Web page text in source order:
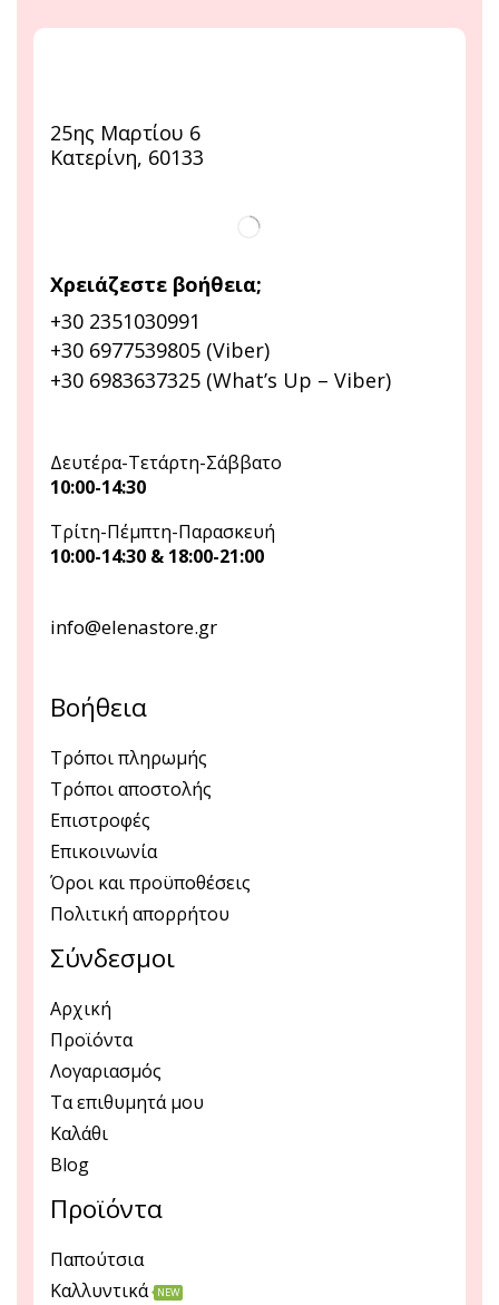
25ης Μαρτίου 6
Κατερίνη, 60133
Χρειάζεστε βοήθεια;
+30 2351030991
+30 6977539805 (Viber)
+30 6983637325 (What’s Up – Viber)
Δευτέρα-Τετάρτη-Σάββατο
10:00-14:30
Τρίτη-Πέμπτη-Παρασκευή
10:00-14:30 & 18:00-21:00
info@elenastore.gr
Βοήθεια
Τρόποι πληρωμής
Τρόποι αποστολής
Επιστροφές
Επικοινωνία
Όροι και προϋποθέσεις
Πολιτική απορρήτου
Σύνδεσμοι
Αρχική
Προϊόντα
Λογαριασμός
Τα επιθυμητά μου
Καλάθι
Blog
Προϊόντα
Παπούτσια
Καλλυντικά
NEW